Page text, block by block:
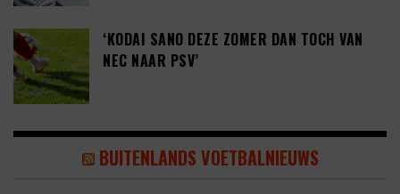
‘KODAI SANO DEZE ZOMER DAN TOCH VAN
NEC NAAR PSV’
BUITENLANDS VOETBALNIEUWS